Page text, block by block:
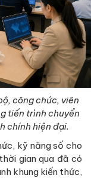
công chức, viên
tiến trình chuyển
chính hiện đại.
kỹ năng số cho
gian qua đã có
khung kiến thức,